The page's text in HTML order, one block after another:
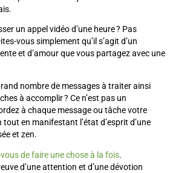
un appel vidéo d’une heure ? Pas
vous simplement qu’il s’agit d’un
et d’amour que vous partagez avec une
nombre de messages à traiter ainsi
à accomplir ? Ce n’est pas un
à chaque message ou tâche votre
en manifestant l’état d’esprit d’une
et zen.
de faire une chose à la fois.
d’une attention et d’une dévotion